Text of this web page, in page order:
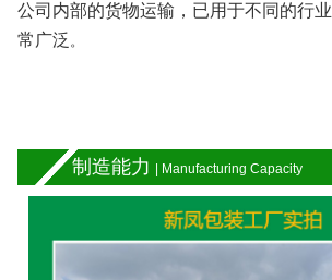
公司内部的货物运输，已用于不同的行
常广泛 。
制造能力 | Manufacturing Capacity